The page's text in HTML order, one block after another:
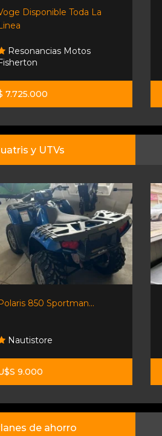
Disponible Toda La
Resonancias Motos
7.725.000
y UTVs
850 Sportman...
Nautistore
9.000
de ahorro